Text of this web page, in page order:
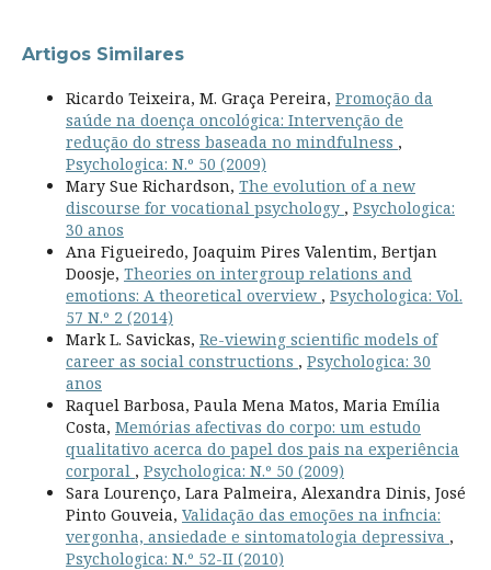
Artigos Similares
Ricardo Teixeira, M. Graça Pereira, Promoção da
saúde na doença oncológica: Intervenção de
redução do stress baseada no mindfulness ,
Psychologica: N.º 50 (2009)
Mary Sue Richardson, The evolution of a new
discourse for vocational psychology , Psychologica:
30 anos
Ana Figueiredo, Joaquim Pires Valentim, Bertjan
Doosje, Theories on intergroup relations and
emotions: A theoretical overview , Psychologica: Vol.
57 N.º 2 (2014)
Mark L. Savickas, Re-viewing scientific models of
career as social constructions , Psychologica: 30
anos
Raquel Barbosa, Paula Mena Matos, Maria Emília
Costa, Memórias afectivas do corpo: um estudo
qualitativo acerca do papel dos pais na experiência
corporal , Psychologica: N.º 50 (2009)
Sara Lourenço, Lara Palmeira, Alexandra Dinis, José
Pinto Gouveia, Validação das emoções na infncia:
vergonha, ansiedade e sintomatologia depressiva ,
Psychologica: N.º 52-II (2010)